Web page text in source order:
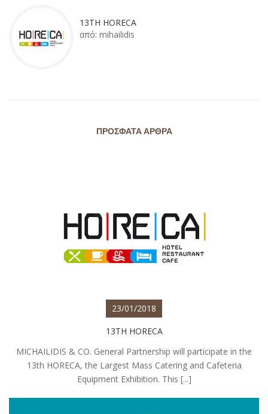
13TH HORECA
από: mihailidis
ΠΡΌΣΦΑΤΑ ΆΡΘΡΑ
23/01/2018
13TH HORECA
MICHAILIDIS & CO. General Partnership will participate in the
13th HORECA, the Largest Mass Catering and Cafeteria
Equipment Exhibition. This [...]